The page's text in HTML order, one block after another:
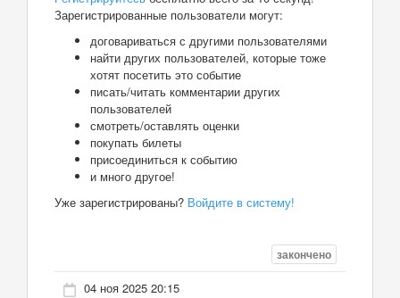
Зарегистрированные пользователи могут:
договариваться с другими пользователями
найти других пользователей, которые тоже
хотят посетить это событие
писать/читать комментарии других
пользователей
смотреть/оставлять оценки
покупать билеты
присоединиться к событию
и много другое!
Уже зарегистрированы? Войдите в систему!
закончено
04 ноя 2025 20:15